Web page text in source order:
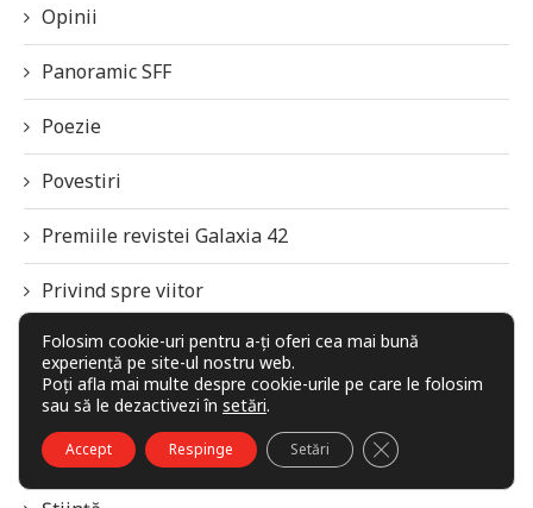
Opinii
Panoramic SFF
Poezie
Povestiri
Premiile revistei Galaxia 42
Privind spre viitor
Recenzii de carte
Recomandări, rețete și secrete
SFF Panorama
Folosim cookie-uri pentru a-ți oferi cea mai bună
experiență pe site-ul nostru web.
Poți afla mai multe despre cookie-urile pe care le folosim
sau să le dezactivezi în setări.
Accept Respinge Setări CLOSE GDPR